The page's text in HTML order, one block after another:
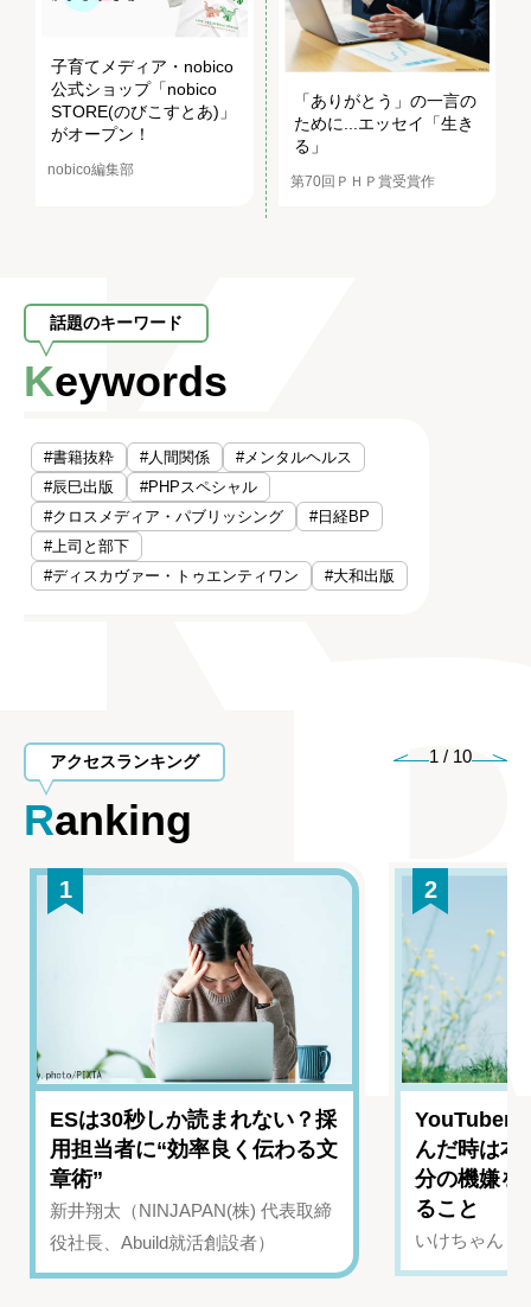
子育てメディア・nobico
公式ショップ「nobico
STORE(のびこすとあ)」
がオープン！
nobico編集部
「ありがとう」の一言の
ために...エッセイ「生き
る」
第70回ＰＨＰ賞受賞作
話題のキーワード
Keywords
#書籍抜粋 #人間関係
#メンタルヘルス
#辰巳出版
#PHPスペシャル
#クロスメディア・パブリッシング
#日経BP
#上司と部下
#ディスカヴァー・トゥエンティワン
#大和出版
アクセスランキング
Ranking
1 / 10
1
ESは30秒しか読まれない？採
用担当者に“効率良く伝わる文
章術”
新井翔太（NINJAPAN(株) 代表取締
役社長、Abuild就活創設者）
2
YouTuber
んだ時は
分の機嫌を
ること
いけちゃん（